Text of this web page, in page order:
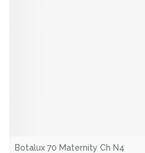
Botalux 70 Maternity Ch N4